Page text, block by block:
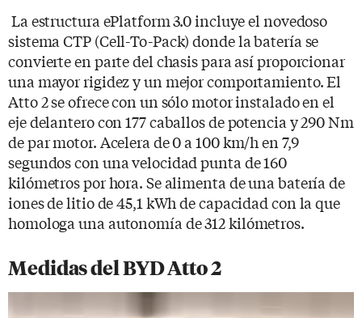
La estructura ePlatform 3.0 incluye el novedoso
sistema CTP (Cell-To-Pack) donde la batería se
convierte en parte del chasis para así proporcionar
una mayor rigidez y un mejor comportamiento. El
Atto 2 se ofrece con un sólo motor instalado en el
eje delantero con 177 caballos de potencia y 290 Nm
de par motor. Acelera de 0 a 100 km/h en 7,9
segundos con una velocidad punta de 160
kilómetros por hora. Se alimenta de una batería de
iones de litio de 45,1 kWh de capacidad con la que
homologa una autonomía de 312 kilómetros.
Medidas del BYD Atto 2